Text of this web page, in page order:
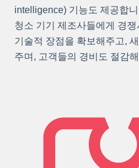
intelligence) 기능도 제공합
청소 기기 제조사들에게 경
기술적 장점을 확보해주고,
주며, 고객들의 경비도 절감